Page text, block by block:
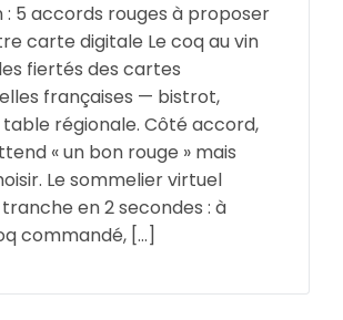
: 5 accords rouges à proposer
carte digitale Le coq au vin
fiertés des cartes
françaises — bistrot,
table régionale. Côté accord,
« un bon rouge » mais
Le sommelier virtuel
en 2 secondes : à
commandé, […]